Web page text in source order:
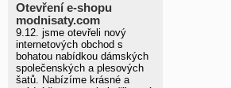
Otevření e-shopu
modnisaty.com
9.12. jsme otevřeli nový
internetových obchod s
bohatou nabídkou dámských
společenských a plesových
šatů. Nabízíme krásné a